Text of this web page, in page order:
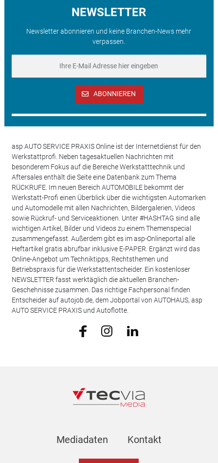
NEWSLETTER
Newsletter abonnieren und keine Branchen-News mehr
verpassen.
ABONNIEREN
asp AUTO SERVICE PRAXIS Online ist der Internetdienst für den
Werkstattprofi. Neben tagesaktuellen Nachrichten mit
besonderem Fokus auf die Bereiche Werkstatttechnik und
Aftersales enthält die Seite eine Datenbank zum Thema
RÜCKRUFE. Im neuen Bereich AUTOMOBILE bekommt der
Werkstatt-Profi einen Überblick über die wichtigsten Automarken
und Automodelle mit allen Nachrichten, Bildergalerien, Videos
sowie Rückruf- und Serviceaktionen. Unter #HASHTAG sind alle
wichtigen Artikel, Bilder und Videos zu einem Themenspecial
zusammengefasst. Außerdem gibt es im asp-Onlineportal alle
Heftartikel gratis abrufbar inklusive E-PAPER. Ergänzt wird das
Online-Angebot um Techniktipps, Rechtsthemen und
Betriebspraxis für die Werkstattentscheider. Ein kostenloser
NEWSLETTER fasst werktäglich die aktuellen Branchen-
Geschehnisse zusammen. Das richtige Fachpersonal finden
Entscheider auf autojob.de, dem Jobportal von AUTOHAUS, asp
AUTO SERVICE PRAXIS und Autoflotte.
Mediadaten Kontakt